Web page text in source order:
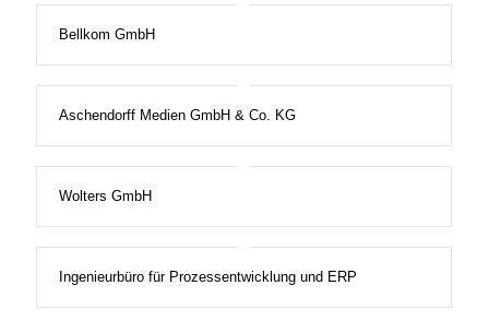
Bellkom GmbH
Aschendorff Medien GmbH & Co. KG
Wolters GmbH
Ingenieurbüro für Prozessentwicklung und ERP